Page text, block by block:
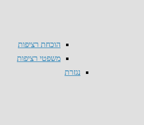
הוכחת רציפות
משפטי רציפות
נגזרת